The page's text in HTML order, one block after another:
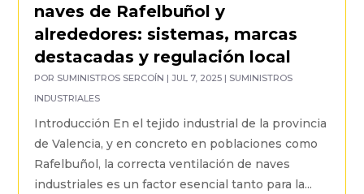
naves de Rafelbuñol y
alrededores: sistemas, marcas
destacadas y regulación local
POR SUMINISTROS SERCOÍN |JUL 7, 2025 | SUMINISTROS
INDUSTRIALES
Introducción En el tejido industrial de la provincia
de Valencia, y en concreto en poblaciones como
Rafelbuñol, la correcta ventilación de naves
industriales es un factor esencial tanto para la...